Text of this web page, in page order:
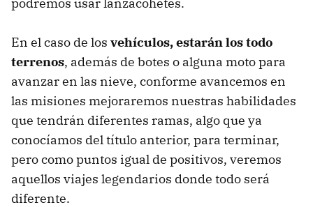
En el caso de los vehículos, estarán los todo
terrenos, además de botes o alguna moto para
avanzar en las nieve, conforme avancemos en
las misiones mejoraremos nuestras habilidades
que tendrán diferentes ramas, algo que ya
conocíamos del título anterior, para terminar,
pero como puntos igual de positivos, veremos
aquellos viajes legendarios donde todo será
diferente.